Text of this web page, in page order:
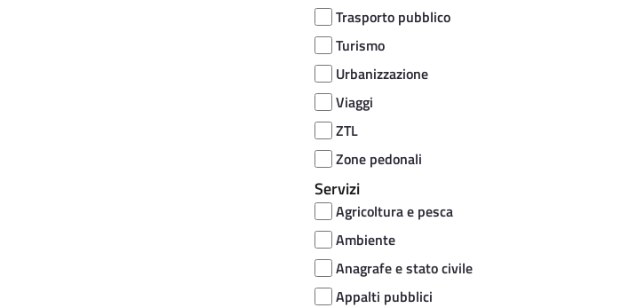
Trasporto pubblico
Turismo
Urbanizzazione
Viaggi
ZTL
Zone pedonali
Servizi
Agricoltura e pesca
Ambiente
Anagrafe e stato civile
Appalti pubblici